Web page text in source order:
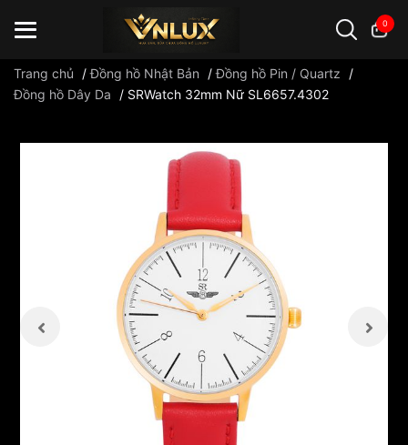
0
Trang chủ /Đồng hồ Nhật Bản /Đồng hồ Pin / Quartz
/
Đồng hồ Dây Da
/ SRWatch 32mm Nữ SL6657.4302